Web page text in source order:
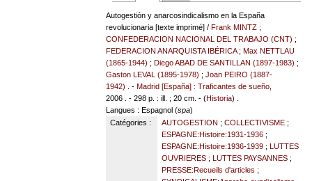
Autogestión y anarcosindicalismo en la España
revolucionaria [texte imprimé] /Frank MINTZ ;
CONFEDERACION NACIONAL DEL TRABAJO (CNT) ;
FEDERACION ANARQUISTA IBÉRICA;Max NETTLAU
(1865-1944) ;Diego ABAD DE SANTILLAN (1897-1983) ;
Gaston LEVAL (1895-1978) ;Joan PEIRO (1887-
1942)
. -Madrid [España] : Traficantes de sueño
2006 . - 298 p. : ill. ; 20 cm. - (Historia) .
Langues : Espagnol (spa)
Catégories :
AUTOGESTION ; COLLECTIVISME;
ESPAGNE:Histoire:1931-1936;
ESPAGNE:Histoire:1936-1939; LUTTES
OUVRIERES; LUTTES PAYSANNES;
PRESSE:Recueils d'articles ;